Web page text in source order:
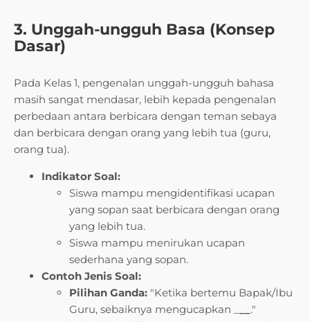
3. Unggah-ungguh Basa (Konsep
Dasar)
Pada Kelas 1, pengenalan unggah-ungguh bahasa
masih sangat mendasar, lebih kepada pengenalan
perbedaan antara berbicara dengan teman sebaya
dan berbicara dengan orang yang lebih tua (guru,
orang tua).
Indikator Soal:
Siswa mampu mengidentifikasi ucapan
yang sopan saat berbicara dengan orang
yang lebih tua.
Siswa mampu menirukan ucapan
sederhana yang sopan.
Contoh Jenis Soal:
Pilihan Ganda: "Ketika bertemu Bapak/Ibu
Guru, sebaiknya mengucapkan _
."